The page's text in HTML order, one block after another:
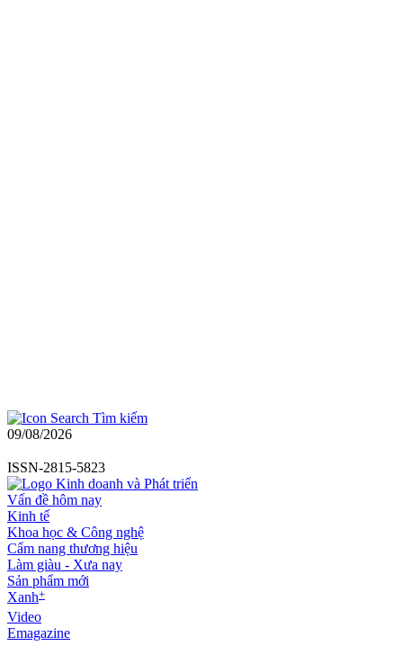
Tìm kiếm
09/08/2026
ISSN-2815-5823
Vấn đề hôm nay
Kinh tế
Khoa học & Công nghệ
Cẩm nang thương hiệu
Làm giàu - Xưa nay
Sản phẩm mới
Xanh+
Video
Emagazine